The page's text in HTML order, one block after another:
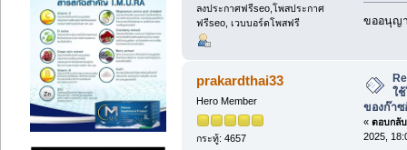
ลงประกาศฟรีseo,โพสประกาศ
ฟรีseo, เวบบอร์ดโพสฟรี
ขออนุญ
prakardthai33
Hero Member
กระทู้: 4657
ใ
ของก๊าซ
« ตอบกลั
2025,